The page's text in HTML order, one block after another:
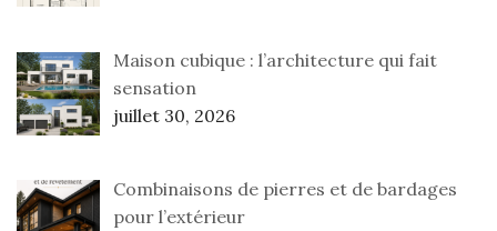
Maison cubique : l’architecture qui fait
sensation
juillet 30, 2026
Combinaisons de pierres et de bardages
pour l’extérieur